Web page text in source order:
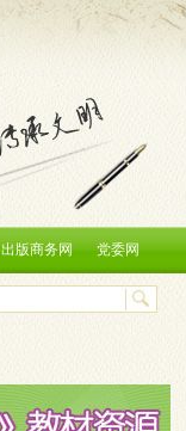
党委网
出版商务网